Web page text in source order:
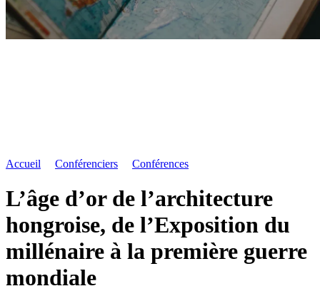
Accueil Conférenciers Conférences
L’âge d’or de l’architecture
hongroise, de l’Exposition du
millénaire à la première guerre
mondiale